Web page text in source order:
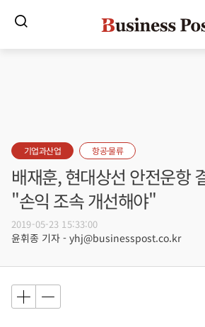
기업과산업 항공·물류
배재훈, 현대상선 안전운항
"손익 조속 개선해야"
2019-05-23 15:33:00
윤휘종 기자 - yhj@businesspost.co.kr